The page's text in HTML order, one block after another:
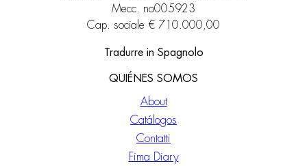
Mecc. no005923
Cap. sociale € 710.000,00
Tradurre in Spagnolo
QUIÉNES SOMOS
About
Catálogos
Contatti
Fima Diary